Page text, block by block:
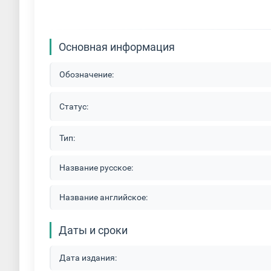
Основная информация
Обозначение:
Статус:
Тип:
Название русское:
Название английское:
Даты и сроки
Дата издания: